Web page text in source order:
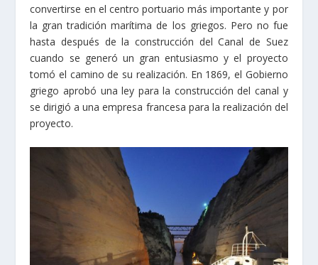
convertirse en el centro portuario más importante y por
la gran tradición marítima de los griegos. Pero no fue
hasta después de la construcción del Canal de Suez
cuando se generó un gran entusiasmo y el proyecto
tomó el camino de su realización. En 1869, el Gobierno
griego aprobó una ley para la construcción del canal y
se dirigió a una empresa francesa para la realización del
proyecto.